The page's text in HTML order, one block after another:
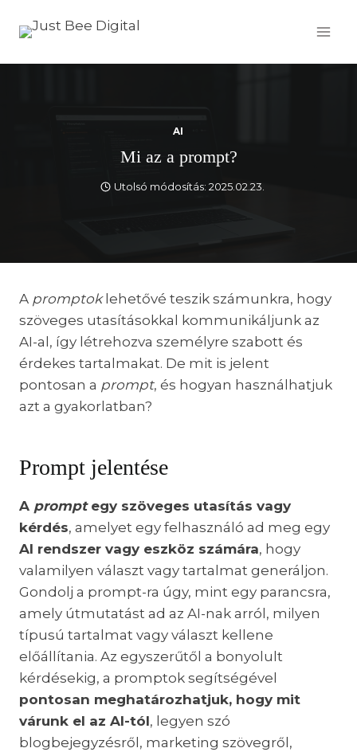
AI
Mi az a prompt?
Utolsó módosítás: 2025.02.23.
A promptok lehetővé teszik számunkra, hogy
szöveges utasításokkal kommunikáljunk az
AI-al, így létrehozva személyre szabott és
érdekes tartalmakat. De mit is jelent
pontosan a prompt, és hogyan használhatjuk
azt a gyakorlatban?
Prompt jelentése
A promptegy szöveges utasítás vagy
kérdés, amelyet egy felhasználó ad meg egy
AI rendszer vagy eszköz számára, hogy
valamilyen választ vagy tartalmat generáljon.
Gondolj a prompt-ra úgy, mint egy parancsra,
amely útmutatást ad az AI-nak arról, milyen
típusú tartalmat vagy választ kellene
előállítania. Az egyszerűtől a bonyolult
kérdésekig, a promptok segítségével
pontosan meghatározhatjuk, hogy mit
várunk el az AI-tól, legyen szó
blogbejegyzésről, marketing szövegről,